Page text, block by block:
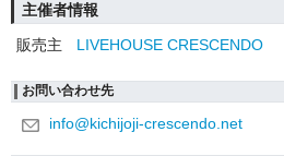
主催者情報
販売主
LIVEHOUSE CRESCENDO
お問い合わせ先
info@kichijoji-crescendo.net